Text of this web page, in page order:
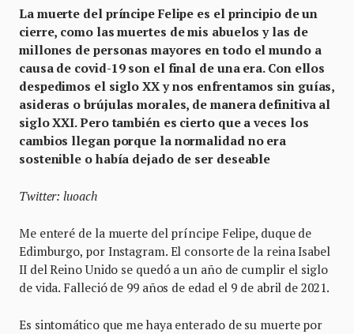
La muerte del príncipe Felipe es el principio de un
cierre, como las muertes de mis abuelos y las de
millones de personas mayores en todo el mundo a
causa de covid-19 son el final de una era. Con ellos
despedimos el siglo XX y nos enfrentamos sin guías,
asideras o brújulas morales, de manera definitiva al
siglo XXI. Pero también es cierto que a veces los
cambios llegan porque la normalidad no era
sostenible o había dejado de ser deseable
Twitter: luoach
Me enteré de la muerte del príncipe Felipe, duque de
Edimburgo, por Instagram. El consorte de la reina Isabel
II del Reino Unido se quedó a un año de cumplir el siglo
de vida. Falleció de 99 años de edad el 9 de abril de 2021.
Es sintomático que me haya enterado de su muerte por